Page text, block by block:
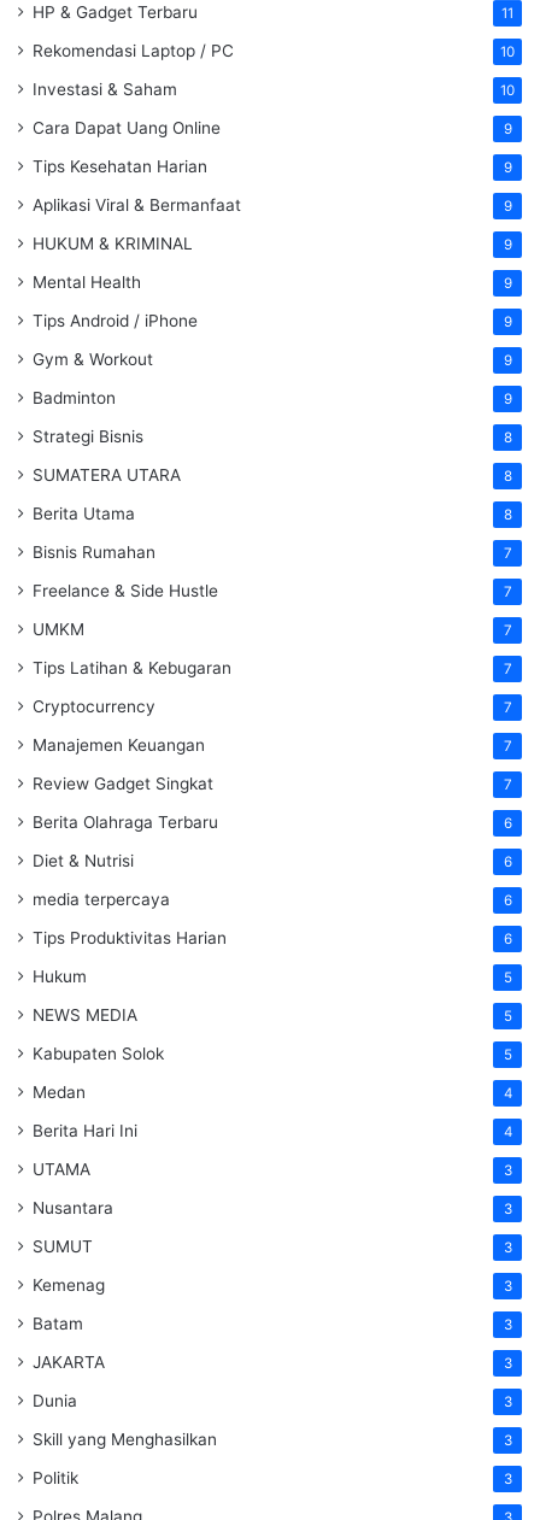
HP & Gadget Terbaru 11
Rekomendasi Laptop / PC 10
Investasi & Saham 10
Cara Dapat Uang Online 9
Tips Kesehatan Harian 9
Aplikasi Viral & Bermanfaat 9
HUKUM & KRIMINAL 9
Mental Health 9
Tips Android / iPhone 9
Gym & Workout 9
Badminton 9
Strategi Bisnis 8
SUMATERA UTARA 8
Berita Utama 8
Bisnis Rumahan 7
Freelance & Side Hustle 7
UMKM 7
Tips Latihan & Kebugaran 7
Cryptocurrency 7
Manajemen Keuangan 7
Review Gadget Singkat 7
Berita Olahraga Terbaru 6
Diet & Nutrisi 6
media terpercaya 6
Tips Produktivitas Harian 6
Hukum 5
NEWS MEDIA 5
Kabupaten Solok 5
Medan 4
Berita Hari Ini 4
UTAMA 3
Nusantara 3
SUMUT 3
Kemenag 3
Batam 3
JAKARTA 3
Dunia 3
Skill yang Menghasilkan 3
Politik 3